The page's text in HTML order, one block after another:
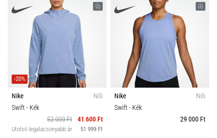
Új
-20%
Nike
Női
Swift- Kék
52 000 Ft
41 600 Ft
Utolsó legalacsonyabb ár 51 999 Ft
Új
Nike
Női
Swift- Kék
29 000 Ft